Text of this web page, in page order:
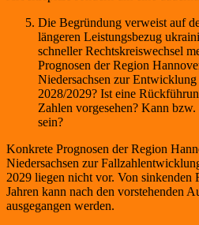
Die Begründung verweist auf
längeren Leistungsbezug
schneller Rechtskreiswechsel
Prognosen der Region
Niedersachsen zur
2028/2029? Ist eine
Zahlen vorgesehen? Kann
sein?
Konkrete Prognosen der Region
Niedersachsen zur
2029 liegen nicht vor. Von sinkenden
Jahren kann nach den vorstehenden
ausgegangen werden.